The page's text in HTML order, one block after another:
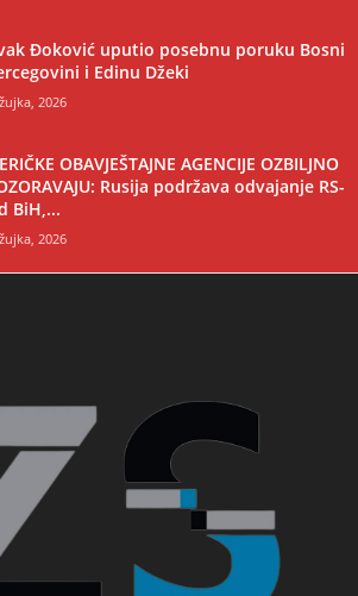
Đoković uputio posebnu poruku Bosni
i Edinu Džeki
2026
OBAVJEŠTAJNE AGENCIJE OZBILJNO
Rusija podržava odvajanje RS-
BiH,...
2026